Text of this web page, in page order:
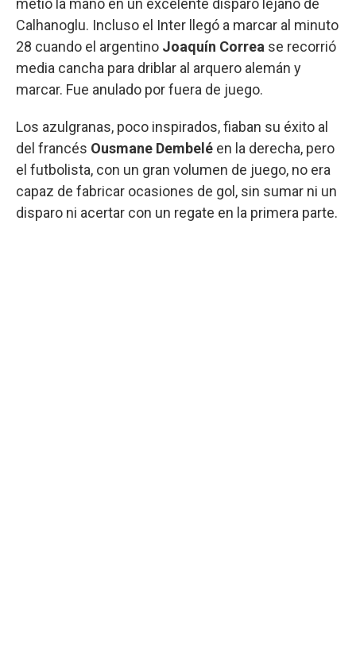
metió la mano en un excelente disparo lejano de
Calhanoglu. Incluso el Inter llegó a marcar al minuto
28 cuando el argentino Joaquín Correa se recorrió
media cancha para driblar al arquero alemán y
marcar. Fue anulado por fuera de juego.
Los azulgranas, poco inspirados, fiaban su éxito al
del francés Ousmane Dembelé en la derecha, pero
el futbolista, con un gran volumen de juego, no era
capaz de fabricar ocasiones de gol, sin sumar ni un
disparo ni acertar con un regate en la primera parte.